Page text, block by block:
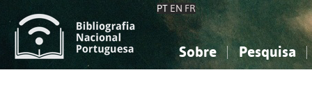
PT EN FR
Sobre Pesquisa